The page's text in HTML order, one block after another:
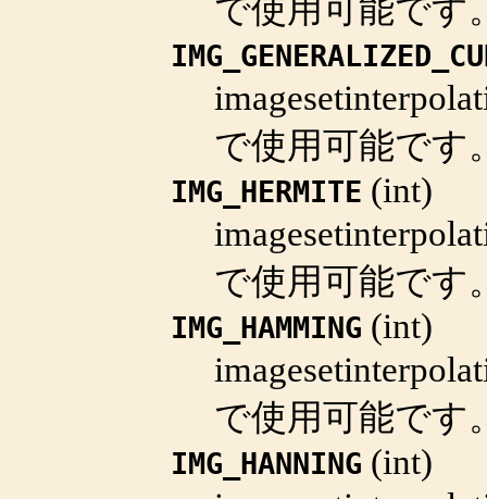
で使用可能です
で使用可能です
IMG_HERMITE (int)
で使用可能です
IMG_HAMMING (int)
で使用可能です
IMG_HANNING (int)